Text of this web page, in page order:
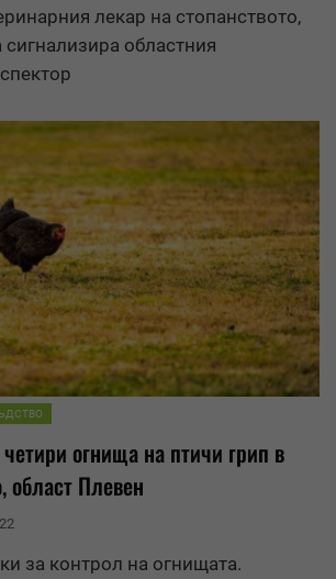
лекар на стопанството,
сигнализира областния
огнища на птичи грип в
, област Плевен
за контрол на огнищата.